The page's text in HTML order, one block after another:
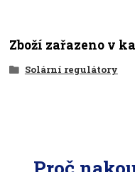
Zboží zařazeno v
Solární regulátory